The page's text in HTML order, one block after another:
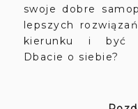
swoje dobre
lepszych
kierunku i być
Dbacie o siebie?